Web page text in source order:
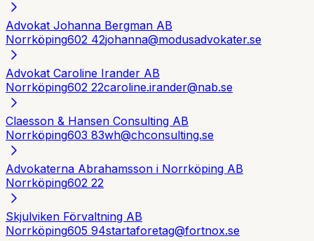
Advokat Johanna Bergman AB
Norrköping602 42johanna@modusadvokater.se
Advokat Caroline Irander AB
Norrköping602 22caroline.irander@nab.se
Claesson & Hansen Consulting AB
Norrköping603 83wh@chconsulting.se
Advokaterna Abrahamsson i Norrköping AB
Norrköping602 22
Skjulviken Förvaltning AB
Norrköping605 94startaforetag@fortnox.se